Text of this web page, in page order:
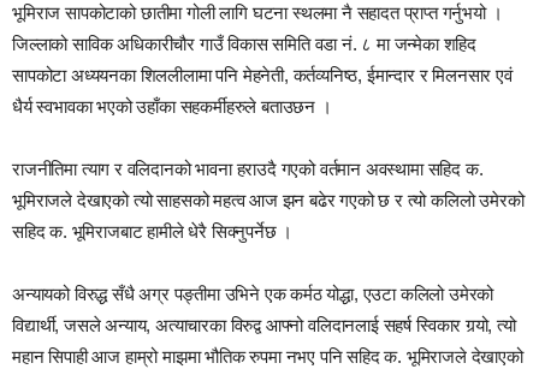
भूमिराज सापकोटाको छातीमा गोली लागि घटना स्थलमा नै सहादत प्राप्त गर्नुभयो ।
जिल्लाको साविक अधिकारीचौर गाउँ विकास समिति वडा नं. ८ मा जन्मेका शहिद
सापकोटा अध्ययनका शिललीलामा पनि मेहनेती, कर्तव्यनिष्ठ, ईमान्दार र मिलनसार एवं
धैर्य स्वभावका भएको उहाँका सहकर्मीहरुले बताउछन ।
राजनीतिमा त्याग र वलिदानको भावना हराउदै गएको वर्तमान अवस्थामा सहिद क.
भूमिराजले देखाएको त्यो साहसको महत्व आज झन बढेर गएको छ र त्यो कलिलो उमेरको
सहिद क. भूमिराजबाट हामीले धेरै सिक्नुपर्नेछ ।
अन्यायको विरुद्ध सँधै अग्र पङ्तीमा उभिने एक कर्मठ योद्धा, एउटा कलिलो उमेरको
विद्यार्थी, जसले अन्याय, अत्याचारका विरुद्व आफ्नो वलिदानलाई सहर्ष स्विकार गर्‍यो, त्यो
महान सिपाही आज हाम्रो माझमा भौतिक रुपमा नभए पनि सहिद क. भूमिराजले देखाएको